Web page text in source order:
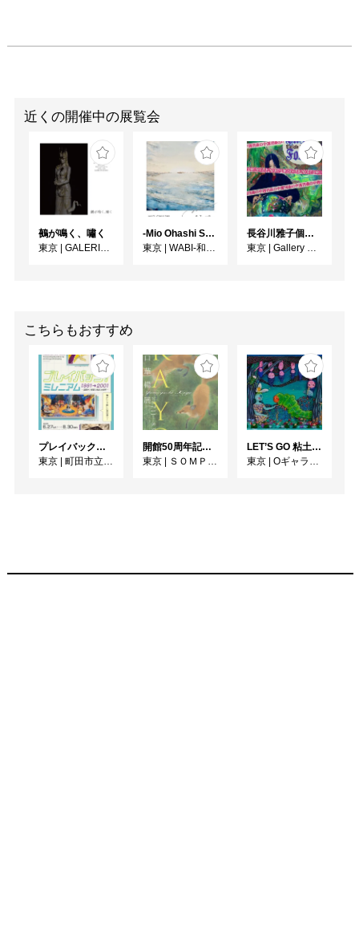
近くの開催中の展覧会
鵺が鳴く、嘯く
東京
GALERIE SOL
-Mio Ohashi Solo Exhibition - 大橋 澪 作品展 -
東京
WABI-和・美-
長谷川雅子個展「終わりなき森の美術館」
東京
Gallery MUMON
こちらもおすすめ
プレイバック！ミレニアム1991→2001 版画が／版画で越えた境界
東京
町田市立国際版画美術館
開館50周年記念 山口華楊展
東京
ＳＯＭＰＯ美術館
LET’S GO 粘土（クレイ）ジ−
東京
Oギャラリー